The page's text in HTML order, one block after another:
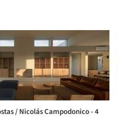
/ Nicolás Campodonico - 4